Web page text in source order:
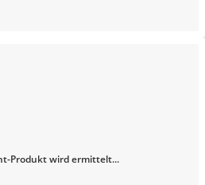
Produkt wird ermittelt...